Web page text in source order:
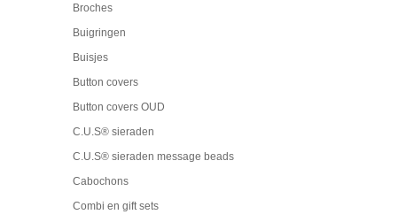
Broches
Buigringen
Buisjes
Button covers
Button covers OUD
C.U.S® sieraden
C.U.S® sieraden message beads
Cabochons
Combi en gift sets